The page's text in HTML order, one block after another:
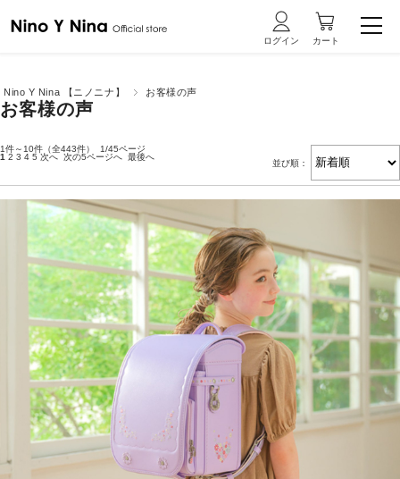
Nino Y Nina 【ニノニナ】 お客様の声
お客様の声
1件～10件（全443件） 1/45ページ
1 2 3 4 5 次へ 次の5ページへ 最後へ
並び順：